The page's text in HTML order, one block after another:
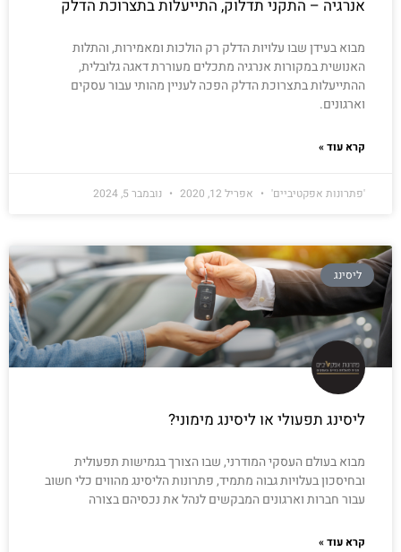
אנרגיה – התקני תדלוק, התייעלות בתצרוכת הדלק
מבוא בעידן שבו עלויות הדלק רק הולכות ומאמירות, והתלות
האנושית במקורות אנרגיה מתכלים מעוררת דאגה גלובלית,
ההתייעלות בתצרוכת הדלק הפכה לעניין מהותי עבור עסקים
וארגונים.
קרא עוד »
'פתרונות אפקטיביים' אפריל 12, 2020 נובמבר 5, 2024
ליסינג
ליסינג תפעולי או ליסינג מימוני?
מבוא בעולם העסקי המודרני, שבו הצורך בגמישות תפעולית
ובחיסכון בעלויות גבוה מתמיד, פתרונות הליסינג מהווים כלי חשוב
עבור חברות וארגונים המבקשים לנהל את נכסיהם בצורה
קרא עוד »